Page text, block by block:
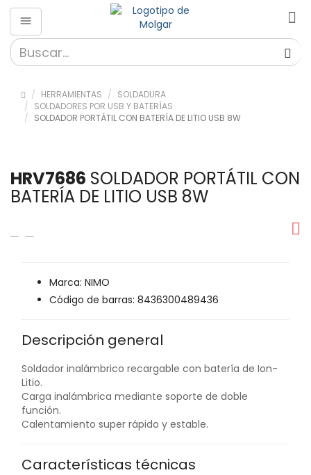
HERRAMIENTAS
SOLDADURA
SOLDADORES POR USB Y BATERÍAS
SOLDADOR PORTÁTIL CON BATERÍA DE LITIO USB 8W
HRV7686 SOLDADOR PORTÁTIL CON
BATERÍA DE LITIO USB 8W
Marca: NIMO
Código de barras: 8436300489436
Descripción general
Soldador inalámbrico recargable con batería de Ion-
Litio.
Carga inalámbrica mediante soporte de doble
función.
Calentamiento super rápido y estable.
Características técnicas